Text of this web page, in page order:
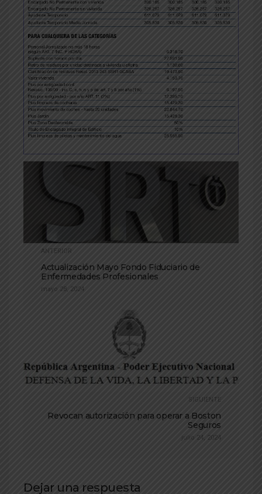
ANTERIOR
Actualización Mayo Fondo Fiduciario de
Enfermedades Profesionales
mayo 28, 2024
SIGUIENTE
Revocan autorización para operar a Boston
Seguros
julio 24, 2024
Dejar una respuesta